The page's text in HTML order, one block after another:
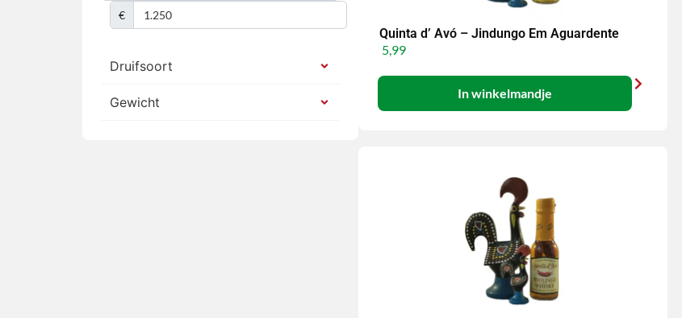
€
Druifsoort
Gewicht
Quinta d’ Avó – Jindungo Em Aguardente
5,99
In winkelmandje